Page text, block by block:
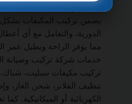
فعال طوال العام. فالاعتماد
يضمن تركيب المكيفات بشكل
الدورية، والتعامل مع أي
مما يوفر الراحة ويطيل عمر
خدمات شركة تركيب وصيانة
تركيب مكيفات سبليت،
تنظيف الفلاتر، شحن الغاز،
الكهربائية أو الميكانيكية.